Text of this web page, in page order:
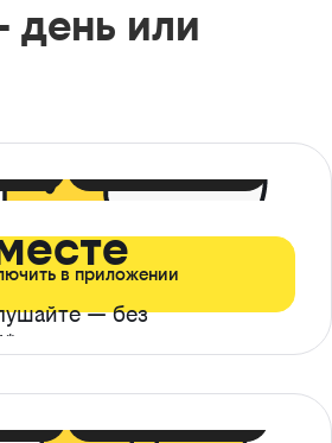
день или
— без
в приложении